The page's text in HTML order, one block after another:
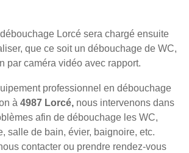
Lorcé sera chargé ensuite
que ce soit un débouchage de WC,
par caméra vidéo avec rapport.
professionnel en débouchage
à 4987 Lorcé, nous intervenons dans
afin de débouchage les WC,
salle de bain, évier, baignoire, etc.
contacter ou prendre rendez-vous